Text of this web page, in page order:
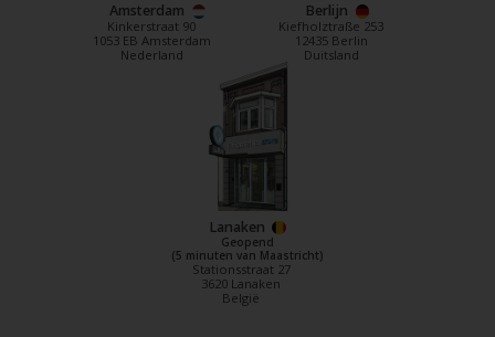
Amsterdam
Kinkerstraat 90
1053 EB Amsterdam
Nederland
Berlijn
Kiefholztraße 253
12435 Berlin
Duitsland
Lanaken
Geopend
(5 minuten van Maastricht)
Stationsstraat 27
3620 Lanaken
België